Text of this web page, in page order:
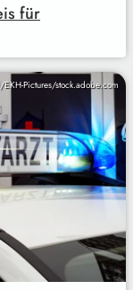
für
Pictures/stock.adobe.com